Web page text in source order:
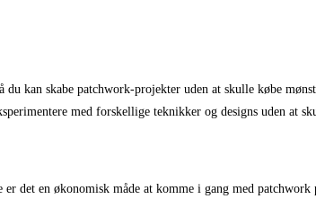
kan skabe patchwork-projekter uden at skulle købe
med forskellige teknikker og designs uden at
det en økonomisk måde at komme i gang med